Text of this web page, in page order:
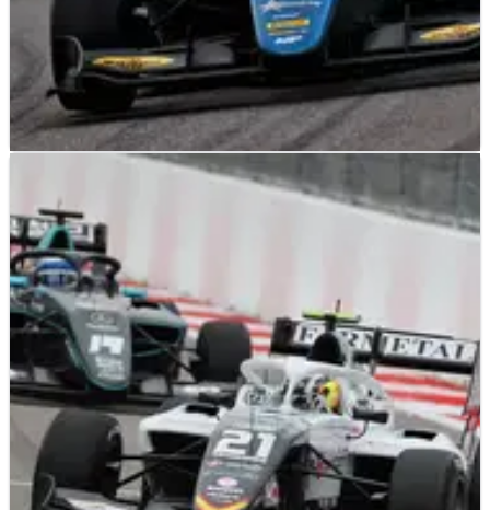
F3 Rusia: Hasil Lengkap Feature Race dari
Sochi Autodrom
Hasil lengkap Feature Race F3 Rusia, putaran ketujuh
kejuaraan FIA Formula 3 musim 2021 di Sirkuit Sochi
Autodrom.